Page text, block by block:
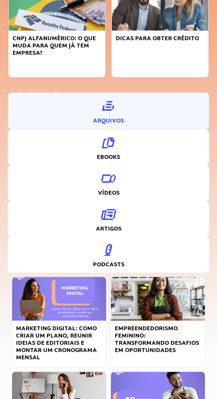
DICAS PARA OBTER CRÉDITO
FAÇA A DIFERENÇA: SEJA
ARQUIVOS
EBOOKS
VÍDEOS
ARTIGOS
PODCASTS
MARKETING DIGITAL: COMO
CRIAR UM PLANO, REUNIR
IDEIAS DE EDITORIAIS E
MONTAR UM CRONOGRAMA
MENSAL
EMPREENDEDORISMO
FEMININO:
TRANSFORMANDO DESAFIOS
EM OPORTUNIDADES